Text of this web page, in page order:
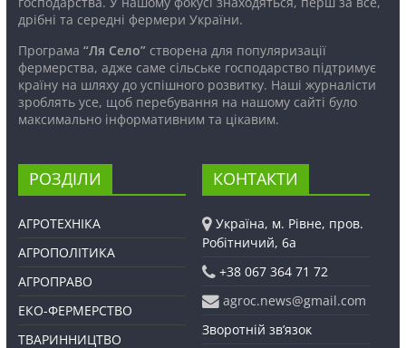
дрібні та середні фермери України.
Програма “Ля Село”створена для популяризації
фермерства, адже саме сільське господарство підтримує
країну на шляху до успішного розвитку. Наші журналісти
зроблять усе, щоб перебування на нашому сайті було
максимально інформативним та цікавим.
РОЗДІЛИ
АГРОТЕХНІКА
АГРОПОЛІТИКА
АГРОПРАВО
ЕКО-ФЕРМЕРСТВО
ТВАРИННИЦТВО
КОНТАКТИ
Україна, м. Рівне, пров.
Робітничий, 6а
+38 067 364 71 72
agroc.news@gmail.com
Зворотній зв’язок